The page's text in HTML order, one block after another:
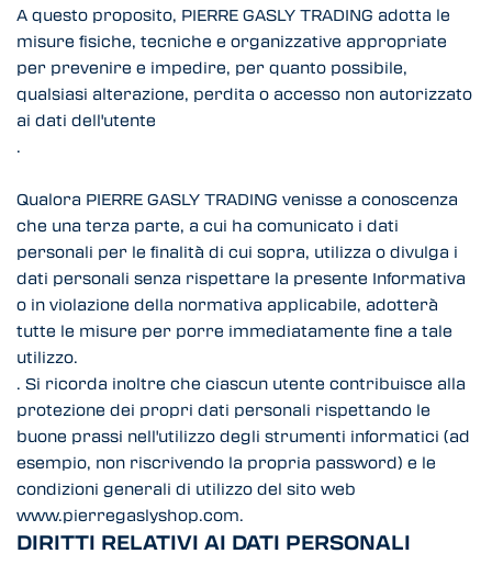
A questo proposito, PIERRE GASLY TRADING adotta le
misure fisiche, tecniche e organizzative appropriate
per prevenire e impedire, per quanto possibile,
qualsiasi alterazione, perdita o accesso non autorizzato
ai dati dell'utente
.
Qualora PIERRE GASLY TRADING venisse a conoscenza
che una terza parte, a cui ha comunicato i dati
personali per le finalità di cui sopra, utilizza o divulga i
dati personali senza rispettare la presente Informativa
o in violazione della normativa applicabile, adotterà
tutte le misure per porre immediatamente fine a tale
utilizzo.
. Si ricorda inoltre che ciascun utente contribuisce alla
protezione dei propri dati personali rispettando le
buone prassi nell'utilizzo degli strumenti informatici (ad
esempio, non riscrivendo la propria password) e le
condizioni generali di utilizzo del sito web
www.pierregaslyshop.com.
DIRITTI RELATIVI AI DATI PERSONALI